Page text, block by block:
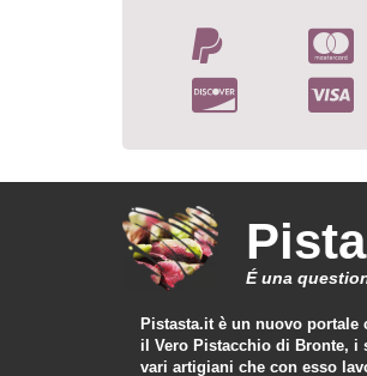
É una
Pistasta.it è un nuovo portale
il Vero Pistacchio di Bronte, i
vari artigiani che con esso